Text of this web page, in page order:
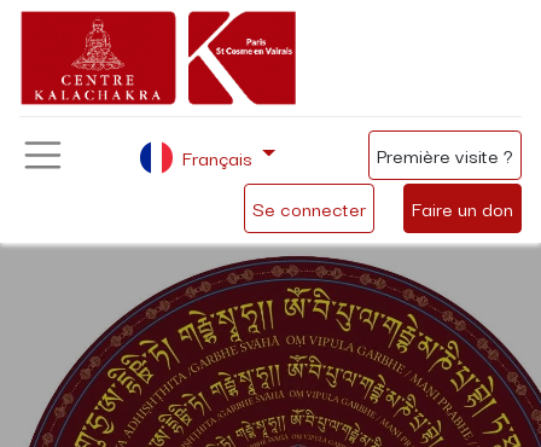
Se connecter Faire un don
Français Première visite ?